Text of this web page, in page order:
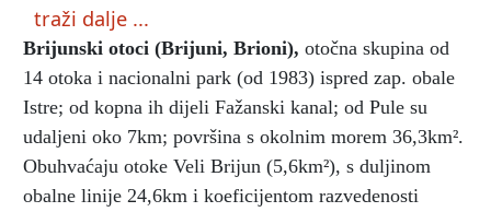
traži dalje ...
Brijunski otoci (Brijuni, Brioni), otočna skupina od
14 otoka i nacionalni park (od 1983) ispred zap. obale
Istre; od kopna ih dijeli Fažanski kanal; od Pule su
udaljeni oko 7km; površina s okolnim morem 36,3km².
Obuhvaćaju otoke Veli Brijun (5,6km²), s duljinom
obalne linije 24,6km i koeficijentom razvedenosti